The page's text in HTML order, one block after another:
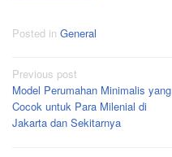
Posted in General
Post
navigation
Previous post
Model Perumahan Minimalis yang
Cocok untuk Para Milenial di
Jakarta dan Sekitarnya